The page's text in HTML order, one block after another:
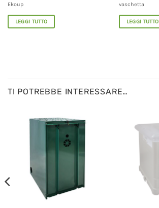
Ekoup
LEGGI TUTTO
vaschetta
LEGGI TUTTO
TI POTREBBE INTERESSARE…